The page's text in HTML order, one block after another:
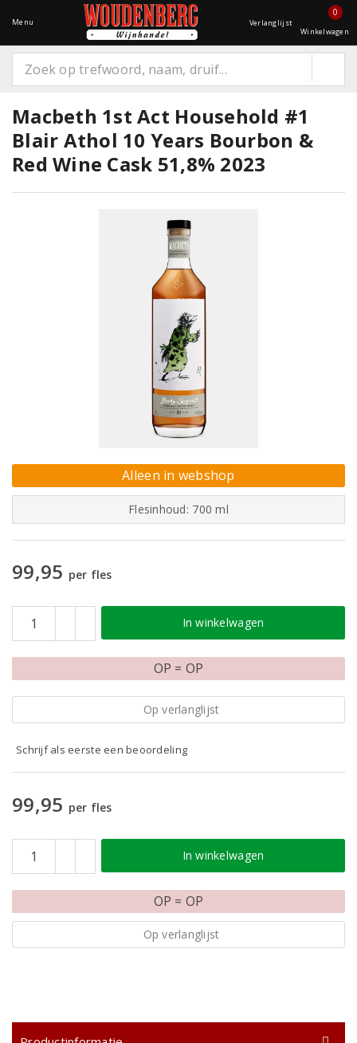
Menu Verlanglijst
0
Winkelwagen
Macbeth 1st Act Household #1
Blair Athol 10 Years Bourbon &
Red Wine Cask 51,8% 2023
Alleen in webshop
Flesinhoud: 700 ml
99,95 per fles
In winkelwagen
OP = OP
Op verlanglijst
Schrijf als eerste een beoordeling
99,95 per fles
In winkelwagen
OP = OP
Op verlanglijst